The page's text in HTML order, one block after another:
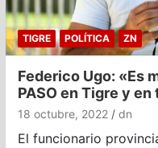
TIGRE POLÍTICA ZN
Federico Ugo: «Es
PASO en Tigre y
18 octubre, 2022 dn
El funcionario